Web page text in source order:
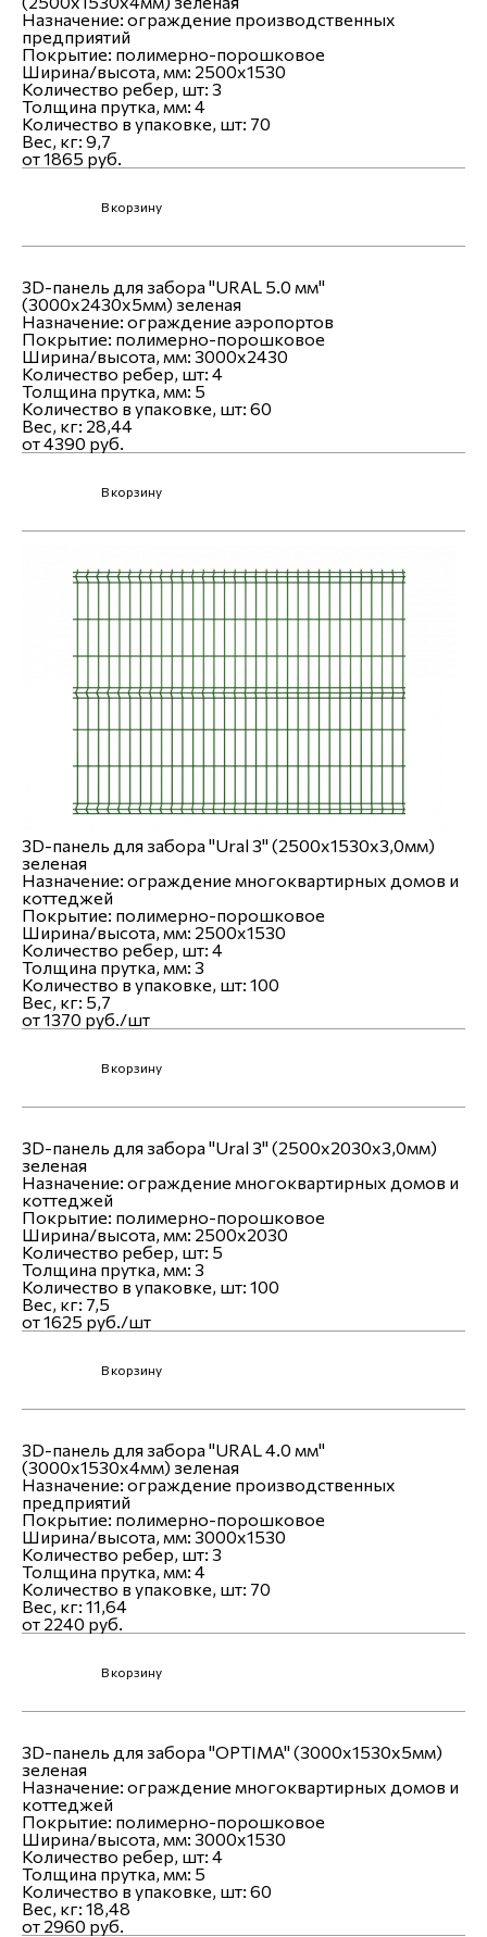
Назначение: ограждение производственных
предприятий
Покрытие: полимерно-порошковое
Ширина/высота, мм: 2500x1530
Количество ребер, шт: 3
Толщина прутка, мм: 4
Количество в упаковке, шт: 70
Вес, кг: 9,7
от 1865 руб.
В корзину
3D-панель для забора "URAL 5.0 мм"
(3000х2430х5мм) зеленая
Назначение: ограждение аэропортов
Покрытие: полимерно-порошковое
Ширина/высота, мм: 3000x2430
Количество ребер, шт: 4
Толщина прутка, мм: 5
Количество в упаковке, шт: 60
Вес, кг: 28,44
от 4390 руб.
В корзину
3D-панель для забора "Ural 3" (2500х1530х3,0мм)
зеленая
Назначение: ограждение многоквартирных домов и
коттеджей
Покрытие: полимерно-порошковое
Ширина/высота, мм: 2500х1530
Количество ребер, шт: 4
Толщина прутка, мм: 3
Количество в упаковке, шт: 100
Вес, кг: 5,7
от 1370 руб./шт
В корзину
3D-панель для забора "Ural 3" (2500х2030х3,0мм)
зеленая
Назначение: ограждение многоквартирных домов и
коттеджей
Покрытие: полимерно-порошковое
Ширина/высота, мм: 2500х2030
Количество ребер, шт: 5
Толщина прутка, мм: 3
Количество в упаковке, шт: 100
Вес, кг: 7,5
от 1625 руб./шт
В корзину
3D-панель для забора "URAL 4.0 мм"
(3000х1530х4мм) зеленая
Назначение: ограждение производственных
предприятий
Покрытие: полимерно-порошковое
Ширина/высота, мм: 3000x1530
Количество ребер, шт: 3
Толщина прутка, мм: 4
Количество в упаковке, шт: 70
Вес, кг: 11,64
от 2240 руб.
В корзину
3D-панель для забора "OPTIMA" (3000х1530х5мм)
зеленая
Назначение: ограждение многоквартирных домов и
коттеджей
Покрытие: полимерно-порошковое
Ширина/высота, мм: 3000x1530
Количество ребер, шт: 4
Толщина прутка, мм: 5
Количество в упаковке, шт: 60
Вес, кг: 18,48
от 2960 руб.